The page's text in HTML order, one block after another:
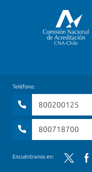
Teléfono:
800200125
800718700
Encuéntranos en: Twitter